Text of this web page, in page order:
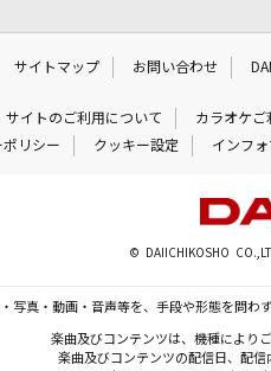
サイトマップ お問い合わせ
サイトのご利用について カラオケご
リシー
クッキー設定 インフ
© DAIICHIKOSHO
写真・動画・音声等を、手段や形態を問わ
楽曲及びコンテンツは、機種により
楽曲及びコンテンツの配信日、配信